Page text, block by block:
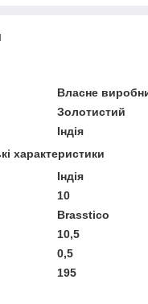
Власне
Золотистий
Індія
характеристики
Індія
10
Brasstico
10,5
0,5
195